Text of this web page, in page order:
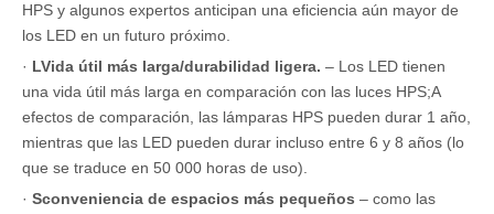
HPS y algunos expertos anticipan una eficiencia aún mayor de
los LED en un futuro próximo.
· LVida útil más larga/durabilidad ligera. – Los LED tienen
una vida útil más larga en comparación con las luces HPS;A
efectos de comparación, las lámparas HPS pueden durar 1 año,
mientras que las LED pueden durar incluso entre 6 y 8 años (lo
que se traduce en 50 000 horas de uso).
· Sconveniencia de espacios más pequeños – como las